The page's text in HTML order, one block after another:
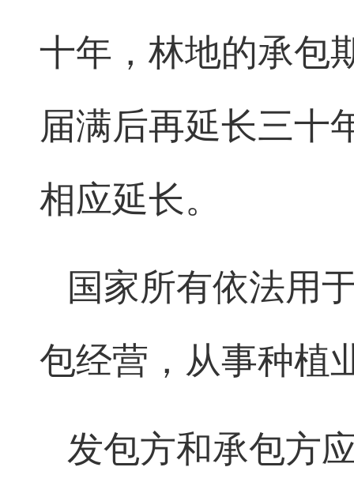
十年，林地的承包
届满后再延长三十
相应延长。
国家所有依法用
包经营，从事种植
发包方和承包方